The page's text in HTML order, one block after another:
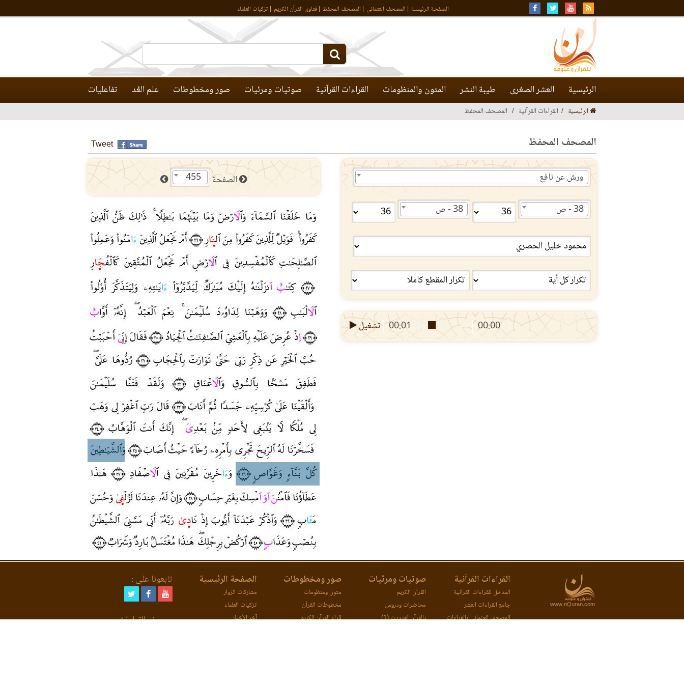
الصفحة الرئيسـة المصحف العثماني المصحف المحفظ فتاوى القرآن الكريم تزكيات العلماء
الرئيسية العشر الصغرى طيبة النشر المتون والمنظومات القراءات القرآنية صوتيات ومرئيات صور ومخطوطات علم العَّد تفاعليات
الرئيسية القراءات القرآنية المصحف المحفظ
المصحف المحفظ Tweet
ورش عن نافع
38 - ص 38 - ص
00:00
00:01 تشغيل
الصفحة 455
www.nQuran.com
القراءات القرآنية
المدخل للقراءات القرآنية
جامع القراءات العشر
المصحف العثماني بالقراءات
صوتيات ومرئيات
القرآن الكريم
محاضرات ودروس
بالقرآن اهتديت (1)
صور ومخطوطات
متون ومنظومات
مخطوطات القرآن
قراء القرآن الكريم
الصفحة الرئيسية
مشاركات الزوار
تزكيات العلماء
آخر الأخبار
تابعونا على :
مصحف القراءات